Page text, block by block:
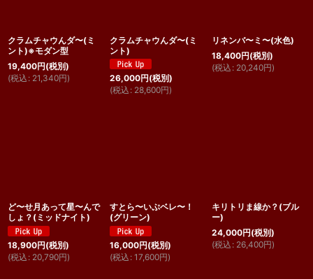
クラムチャウんダ〜(ミ
ント)※モダン型
19,400円(税別)
(税込 : 21,340円)
クラムチャウんダ〜(ミ
ント)
26,000円(税別)
(税込 : 28,600円)
リネンバ〜ミ〜(水色)
18,400円(税別)
(税込 : 20,240円)
ど〜せ月あって星〜んで
しょ？(ミッドナイト)
18,900円(税別)
(税込 : 20,790円)
すとら〜いぷベレ〜！
(グリーン)
16,000円(税別)
(税込 : 17,600円)
キリトリま線か？(ブル
ー)
24,000円(税別)
(税込 : 26,400円)